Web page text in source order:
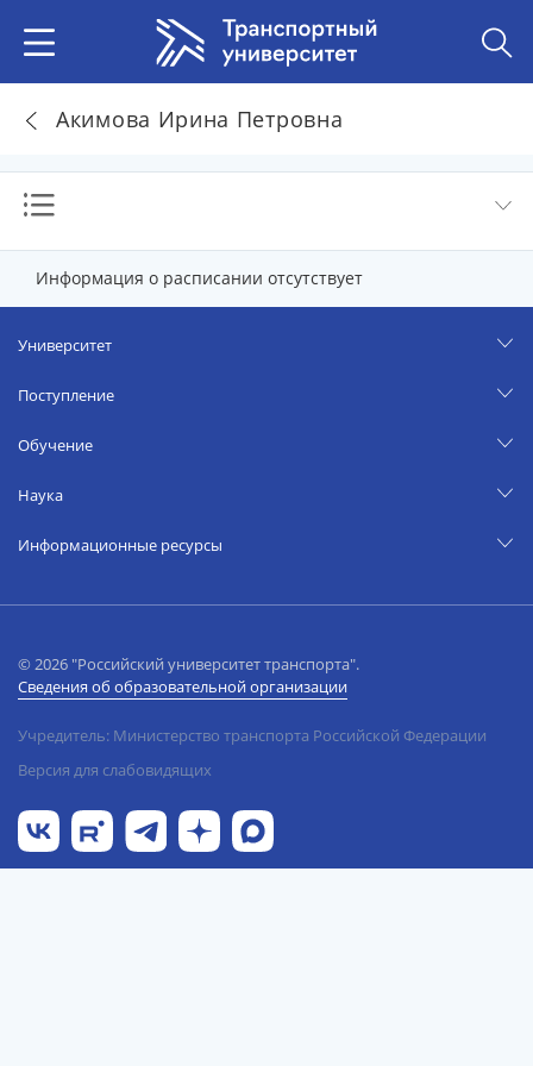
Акимова Ирина Петровна
Информация о расписании отсутствует
Университет
Поступление
Обучение
Наука
Информационные ресурсы
© 2026 "Российский университет транспорта".
Сведения об образовательной организации
Учредитель: Министерство транспорта Российской Федерации
Версия для слабовидящих